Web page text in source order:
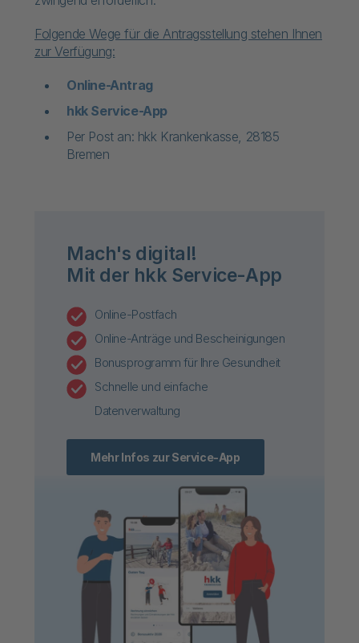
Folgende Wege für die Antragsstellung stehen Ihnen
zur Verfügung:
Online-Antrag
hkk Service-App
Per Post an: hkk Krankenkasse, 28185
Bremen
Mach's digital!
Mit der hkk Service-App
Online-Postfach
Online-Anträge und Bescheinigungen
Bonusprogramm für Ihre Gesundheit
Schnelle und einfache
Datenverwaltung
Mehr Infos zur Service-App